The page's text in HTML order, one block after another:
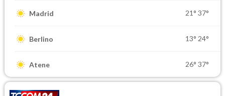
Madrid 21° 37°
Berlino 13° 24°
Atene 26° 37°